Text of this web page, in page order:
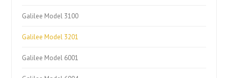
Galilee Model 3100
Galilee Model 3201
Galilee Model 6001